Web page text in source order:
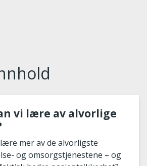
vi lære av alvorlige
mer av de alvorligste
og omsorgstjenestene – og